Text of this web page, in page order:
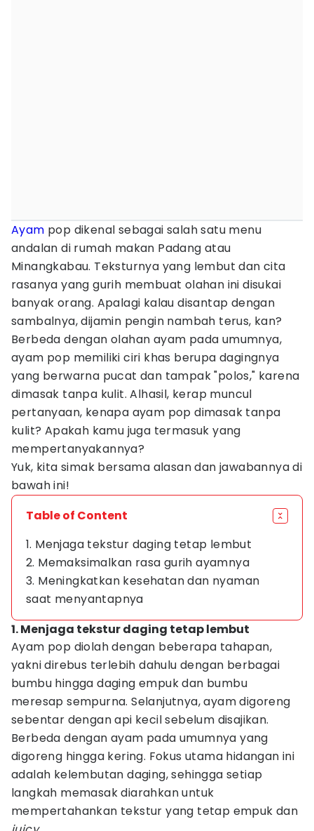
Ayam pop dikenal sebagai salah satu menu
andalan di rumah makan Padang atau
Minangkabau. Teksturnya yang lembut dan cita
rasanya yang gurih membuat olahan ini disukai
banyak orang. Apalagi kalau disantap dengan
sambalnya, dijamin pengin nambah terus, kan?
Berbeda dengan olahan ayam pada umumnya,
ayam pop memiliki ciri khas berupa dagingnya
yang berwarna pucat dan tampak "polos," karena
dimasak tanpa kulit. Alhasil, kerap muncul
pertanyaan, kenapa ayam pop dimasak tanpa
kulit? Apakah kamu juga termasuk yang
mempertanyakannya?
Yuk, kita simak bersama alasan dan jawabannya di
bawah ini!
Table of Content
1. Menjaga tekstur daging tetap lembut
2. Memaksimalkan rasa gurih ayamnya
3. Meningkatkan kesehatan dan nyaman
saat menyantapnya
1. Menjaga tekstur daging tetap lembut
Ayam pop diolah dengan beberapa tahapan,
yakni direbus terlebih dahulu dengan berbagai
bumbu hingga daging empuk dan bumbu
meresap sempurna. Selanjutnya, ayam digoreng
sebentar dengan api kecil sebelum disajikan.
Berbeda dengan ayam pada umumnya yang
digoreng hingga kering. Fokus utama hidangan ini
adalah kelembutan daging, sehingga setiap
langkah memasak diarahkan untuk
mempertahankan tekstur yang tetap empuk dan